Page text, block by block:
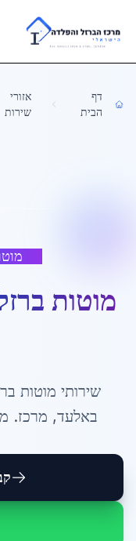
Skip to main content
דף
הבית
אזורי
שירות
מוטות
שירותי מוטות
באלעד, מרכז.